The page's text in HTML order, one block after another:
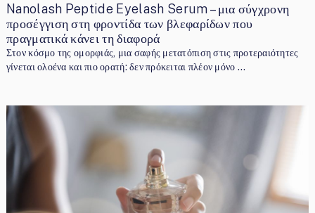
Nanolash Peptide Eyelash Serum – μια σύγχρονη
προσέγγιση στη φροντίδα των βλεφαρίδων που
πραγματικά κάνει τη διαφορά
Στον κόσμο της ομορφιάς, μια σαφής μετατόπιση στις προτεραιότητες
γίνεται ολοένα και πιο ορατή: δεν πρόκειται πλέον μόνο …